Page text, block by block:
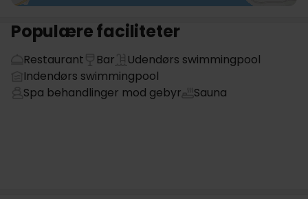
Populære faciliteter
Restaurant Bar
Udendørs swimmingpool
Indendørs swimmingpool
Spa behandlinger mod gebyr
Sauna